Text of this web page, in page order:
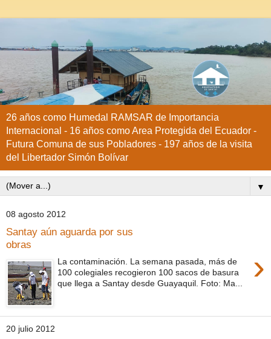
26 años como Humedal RAMSAR de Importancia
Internacional - 16 años como Area Protegida del Ecuador -
Futura Comuna de sus Pobladores - 197 años de la visita
del Libertador Simón Bolívar
▼
08 agosto 2012
Santay aún aguarda por sus
obras
›
La contaminación. La semana pasada, más de
100 colegiales recogieron 100 sacos de basura
que llega a Santay desde Guayaquil. Foto: Ma...
20 julio 2012